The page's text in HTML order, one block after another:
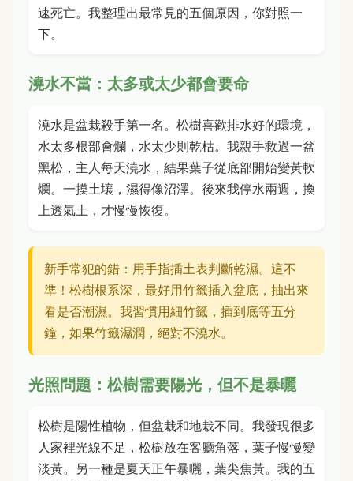
速死亡。我整理出最常見的五個原因，你對照一
下。
澆水不當：太多或太少都會要命
澆水是盆栽殺手第一名。松樹喜歡排水好的環境，
水太多根部會爛，水太少則乾枯。我親手救過一盆
黑松，主人每天澆水，結果葉子從底部開始變黃軟
爛。一摸土壤，濕得像沼澤。後來我停水兩週，換
上透氣土，才慢慢恢復。
新手常犯的錯：用手指插土表判斷乾濕。這不
準！松樹根系深，最好用竹籤插入盆底，抽出來
看是否潮濕。我習慣用細竹籤，插到底等五分
鐘，如果竹籤濕潤，絕對不澆水。
光照問題：松樹需要陽光，但不是暴曬
松樹是陽性植物，但盆栽和地栽不同。我發現很多
人家裡光線不足，松樹放在客廳角落，葉子慢慢變
淡黃。另一種是夏天正午暴曬，葉尖焦黃。我的五